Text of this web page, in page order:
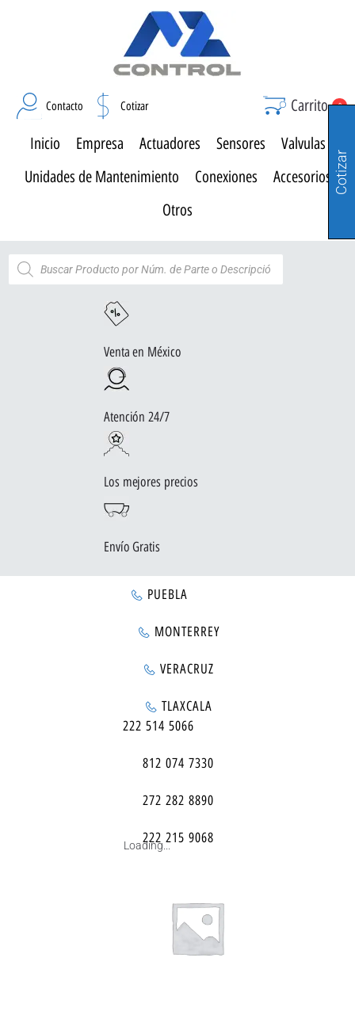
Contacto Cotizar Carrito 0
Inicio Empresa Actuadores Sensores
Valvulas
Unidades de Mantenimiento
Conexiones
Accesorios
Otros
Venta en México
Atención 24/7
Los mejores precios
Envío Gratis
PUEBLA
MONTERREY
VERACRUZ
TLAXCALA
222 514 5066
812 074 7330
272 282 8890
222 215 9068
Loading...
Cotizar